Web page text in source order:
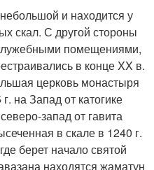
и находится у
скал. С другой стороны
помещениями,
в конце XX в.
церковь монастыря
на Запад от катогике
запад от гавита
в скале в 1240 г.
берет начало святой
находятся жаматун